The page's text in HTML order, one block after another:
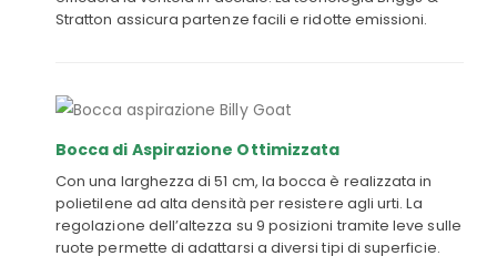
Stratton assicura partenze facili e ridotte emissioni.
Bocca di Aspirazione Ottimizzata
Con una larghezza di 51 cm, la bocca è realizzata in
polietilene ad alta densità per resistere agli urti. La
regolazione dell’altezza su 9 posizioni tramite leve sulle
ruote permette di adattarsi a diversi tipi di superficie.